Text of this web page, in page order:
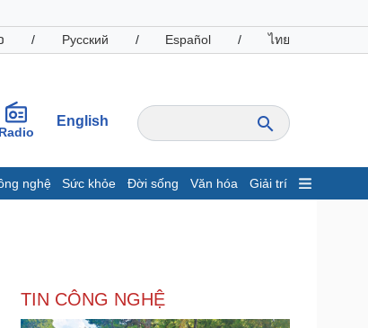
/ Русский / Español / ไทย
Radio
English
nghệ Sức khỏe Đời sống Văn hóa Giải trí
Chứng khoán
Giá cà phê
TIN CÔNG NGHỆ